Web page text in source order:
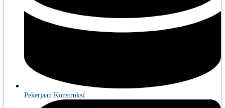
Pekerjaan Konstruksi